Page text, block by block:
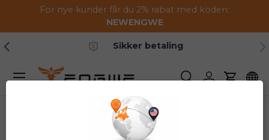
For nye kunder får du 2% rabat med koden:
NEWENGWE
Tidligere
Sikker betaling
SøgeLog indVogn
Menu